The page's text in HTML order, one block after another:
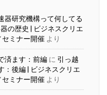
器研究機構って何してる
の歴史 | ビジネスクリエ
セミナー開催 より
済ます：前編 に 引っ越
：後編 | ビジネスクリエ
セミナー開催 より